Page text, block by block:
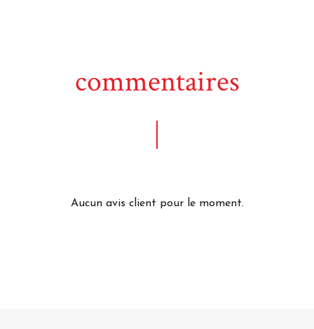
commentaires
Aucun avis client pour le moment.